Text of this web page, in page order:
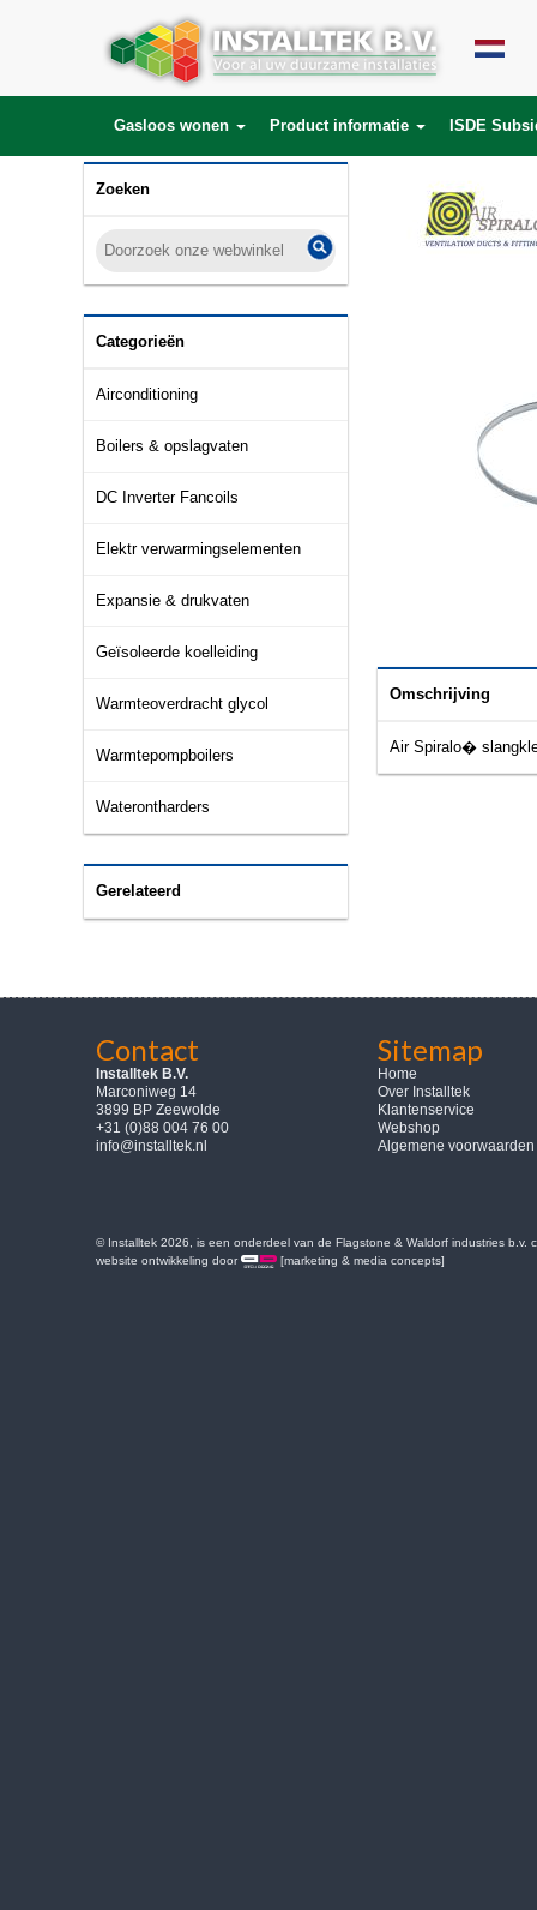
Gasloos wonen Product informatie ISDE
Zoeken
Categorieën
Airconditioning
Boilers & opslagvaten
DC Inverter Fancoils
Elektr verwarmingselementen
Expansie & drukvaten
Geïsoleerde koelleiding
Warmteoverdracht glycol
Warmtepompboilers
Waterontharders
Gerelateerd
Omschrijving
Air Spiralo�
Contact
Installtek B.V.
Marconiweg 14
3899 BP Zeewolde
+31 (0)88 004 76 00
info@installtek.nl
Sitemap
Home
Over Installtek
Klantenservice
Webshop
Algemene voorwaarden
© Installtek 2026, is een onderdeel van de Flagstone & Waldorf industries b.v.
website ontwikkeling door
[marketing & media concepts]